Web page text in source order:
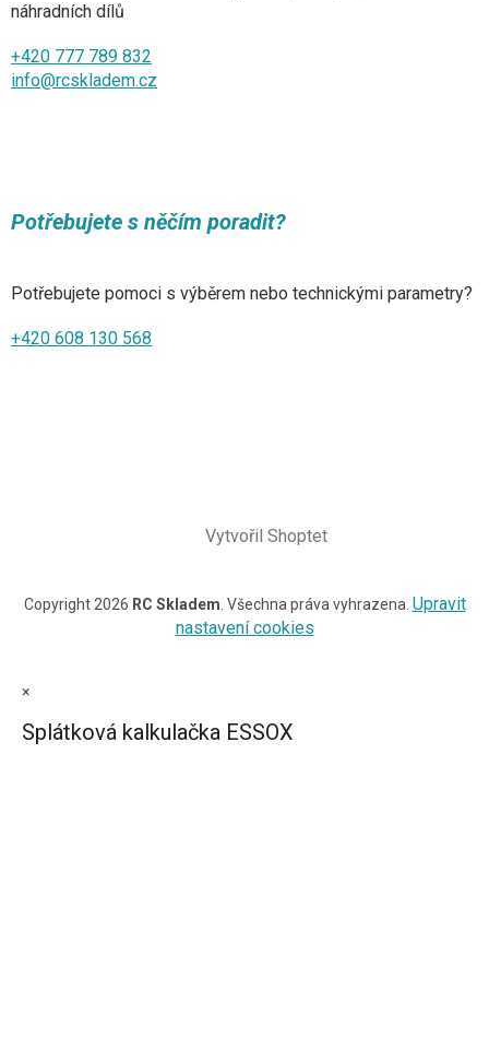
náhradních dílů
+420 777 789 832
info@rcskladem.cz
Potřebujete s něčím poradit?
Potřebujete pomoci s výběrem nebo technickými parametry?
+420 608 130 568
Vytvořil Shoptet
Copyright 2026 RC Skladem . Všechna práva vyhrazena. Upravit
nastavení cookies
×
Splátková kalkulačka ESSOX